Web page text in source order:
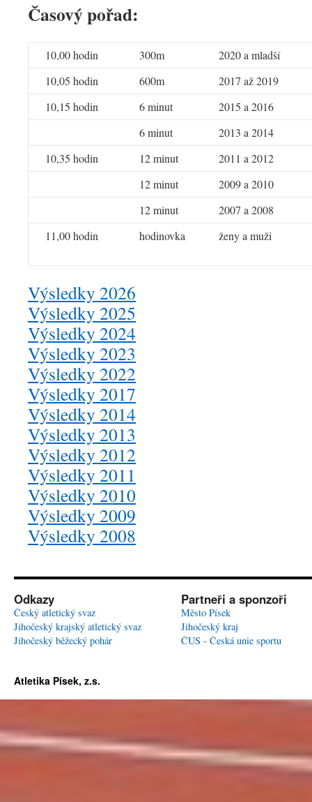
Časový pořad:
10,00 hodin 300m
2020 a mladší
10,05 hodin
600m
2017 až 2019
10,15 hodin
6 minut
2015 a 2016
6 minut
2013 a 2014
10,35 hodin
12 minut
2011 a 2012
12 minut
2009 a 2010
12 minut
2007 a 2008
11,00 hodin
hodinovka ženy a muži
Výsledky 2026
Výsledky 2025
Výsledky 2024
Výsledky 2023
Výsledky 2022
Výsledky 2017
Výsledky 2014
Výsledky 2013
Výsledky 2012
Výsledky 2011
Výsledky 2010
Výsledky 2009
Výsledky 2008
Odkazy
Český atletický svaz
Jihočeský krajský atletický svaz
Jihočeský běžecký pohár
Partneři a sponzoři
Město Písek
Jihočeský kraj
ČUS - Česká unie sportu
Atletika Písek, z.s.